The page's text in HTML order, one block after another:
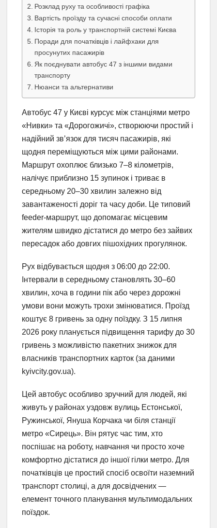
Розклад руху та особливості графіка
Вартість проїзду та сучасні способи оплати
Історія та роль у транспортній системі Києва
Поради для початківців і лайфхаки для
просунутих пасажирів
Як поєднувати автобус 47 з іншими видами
транспорту
Нюанси та альтернативи
Автобус 47 у Києві курсує між станціями метро
«Нивки» та «Дорогожичі», створюючи простий і
надійний зв’язок для тисяч пасажирів, які
щодня переміщуються між цими районами.
Маршрут охоплює близько 7–8 кілометрів,
налічує приблизно 15 зупинок і триває в
середньому 20–30 хвилин залежно від
завантаженості доріг та часу доби. Це типовий
feeder-маршрут, що допомагає місцевим
жителям швидко дістатися до метро без зайвих
пересадок або довгих пішохідних прогулянок.
Рух відбувається щодня з 06:00 до 22:00.
Інтервали в середньому становлять 30–60
хвилин, хоча в години пік або через дорожні
умови вони можуть трохи змінюватися. Проїзд
коштує 8 гривень за одну поїздку. З 15 липня
2026 року планується підвищення тарифу до 30
гривень з можливістю пакетних знижок для
власників транспортних карток (за даними
kyivcity.gov.ua).
Цей автобус особливо зручний для людей, які
живуть у районах уздовж вулиць Естонської,
Ружинської, Януша Корчака чи біля станції
метро «Сирець». Він рятує час тим, хто
поспішає на роботу, навчання чи просто хоче
комфортно дістатися до іншої гілки метро. Для
початківців це простий спосіб освоїти наземний
транспорт столиці, а для досвідчених —
елемент точного планування мультимодальних
поїздок.